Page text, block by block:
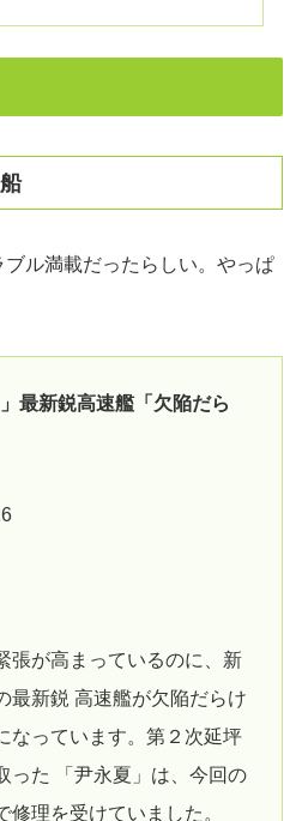
ル満載だったらしい。やっぱ
最新鋭高速艦「欠陥だら
張が高まっているのに、新
最新鋭 高速艦が欠陥だらけ
なっています。第２次延坪
った 「尹永夏」は、今回の
理を受けていました。